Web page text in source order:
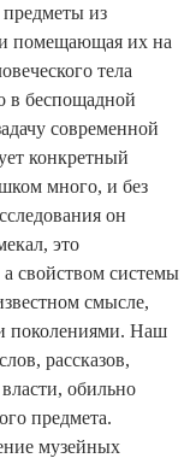
из
помещающая их на
тела
в беспощадной
современной
конкретный
много, и без
он
это
свойством системы
смысле,
поколениями. Наш
рассказов,
обильно
предмета.
музейных